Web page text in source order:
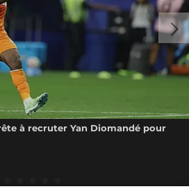
à recruter Yan Diomandé pour